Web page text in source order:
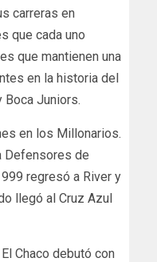
carreras en
que cada uno
que mantienen una
en la historia del
Boca Juniors.
en los Millonarios.
Defensores de
regresó a River y
llegó al Cruz Azul
Chaco debutó con